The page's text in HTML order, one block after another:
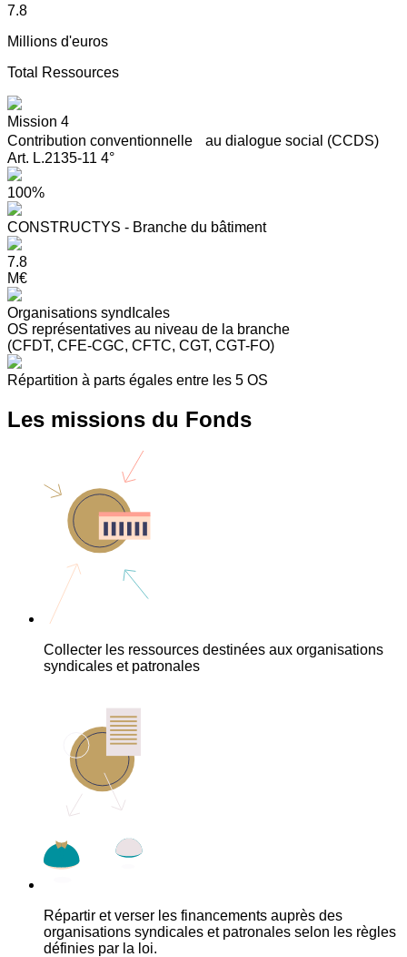
7.8
Millions d'euros
Total Ressources
Mission 4
Contribution conventionnelle au dialogue social (CCDS)
Art. L.2135-11 4°
100%
CONSTRUCTYS - Branche du bâtiment
7.8
M€
Organisations syndIcales
OS représentatives au niveau de la branche
(CFDT, CFE-CGC, CFTC, CGT, CGT-FO)
Répartition à parts égales entre les 5 OS
Les missions du Fonds
Collecter les ressources destinées aux organisations
syndicales et patronales
Répartir et verser les financements auprès des
organisations syndicales et patronales selon les règles
définies par la loi.